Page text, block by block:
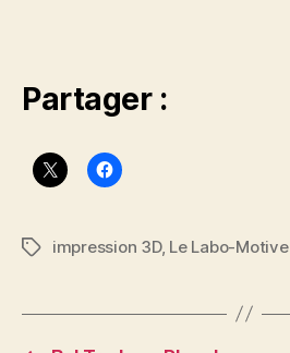
Partager :
Étiquettes
impression 3D, Le Labo-Motive